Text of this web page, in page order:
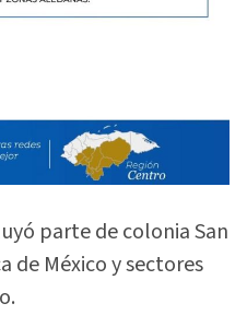
parte de colonia San
de México y sectores